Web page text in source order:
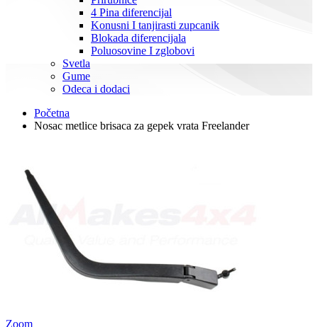
4 Pina diferencijal
Konusni I tanjirasti zupcanik
Blokada diferencijala
Poluosovine I zglobovi
Svetla
Gume
Odeca i dodaci
Početna
Nosac metlice brisaca za gepek vrata Freelander
Zoom